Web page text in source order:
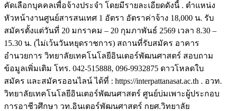
คัดเลือกบุคคลเพื่อจ้างประจำ โดยมีรายละเอียดดังนี้ . ตำแหน่ง
หัวหน้างานศูนย์สารสนเทศ 1 อัตรา อัตราค่าจ้าง 18,000 น. รับ
สมัครตั้งแต่วันที่ 20 มกราคม – 20 กุมภาพันธ์ 2569 เวลา 8.30 –
15.30 น. (ไม่เว้นวันหยุดราชการ) สถานที่รับสมัคร อาคาร
อำนวยการ วิทยาลัยเทคโนโลยีอินเตอร์พัฒนศาสตร์ สอบถาม
ข้อมูลเพิ่มเติม โทร. 042-515888, 096-9932875 ดาวโหลดใบ
สมัคร และสมัครออนไลน์ ได้ที่ : https://interpattanasat.ac.th . อวท.
วิทยาลัยเทคโนโลยีอินเตอร์พัฒนศาสตร์ ศูนย์บ่มเพาะผู้ประกอบ
การอาชีวศึกษา วท.อินเตอร์พัฒนศาสตร์ กยศ.วิทยาลัย